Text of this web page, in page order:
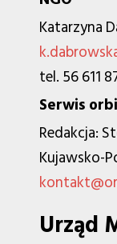
Katarzyna
tel. 56 611
Serwis
Redakcja:
Kujawsko-
Urząd